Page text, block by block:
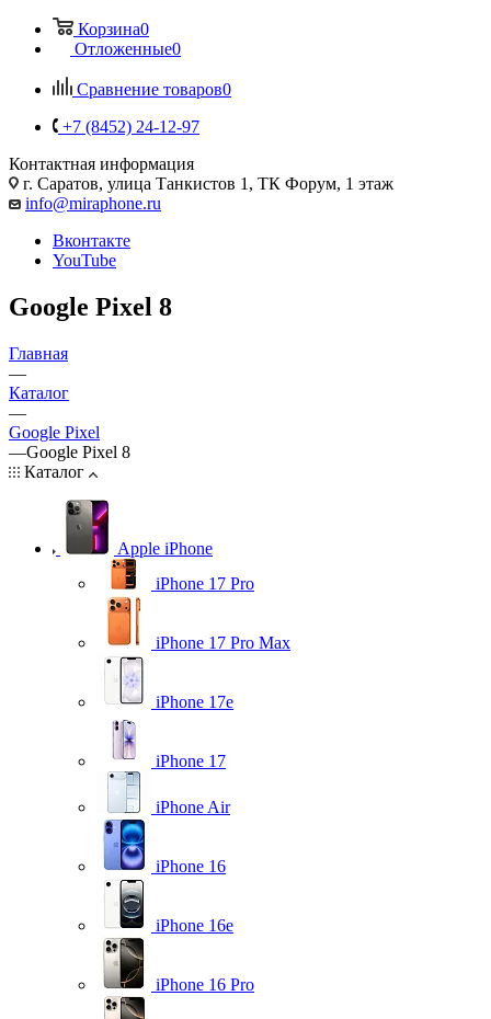
Корзина0
Отложенные0
Сравнение товаров0
+7 (8452) 24-12-97
Контактная информация
г. Саратов, улица Танкистов 1, ТК Форум, 1 этаж
info@miraphone.ru
Вконтакте
YouTube
Google Pixel 8
Главная
—
Каталог
—
Google Pixel
—Google Pixel 8
Каталог
Apple iPhone
iPhone 17 Pro
iPhone 17 Pro Max
iPhone 17e
iPhone 17
iPhone Air
iPhone 16
iPhone 16e
iPhone 16 Pro